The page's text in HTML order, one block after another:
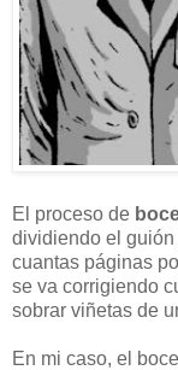
El proceso de
dividiendo el
cuantas páginas
se va corrigiendo
sobrar viñetas de
En mi caso, el